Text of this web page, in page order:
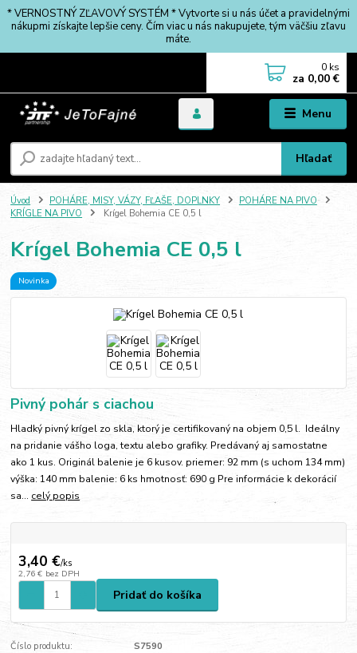
* VERNOSTNÝ ZĽAVOVÝ SYSTÉM * Vytvorte si u nás účet a pravidelnými
nákupmi získajte lepšie ceny. Čím viac u nás nakupujete, tým väčšiu zľavu
máte.
Menu
Hľadať
0 ks
za 0,00 €
Úvod POHÁRE, MISY, VÁZY, FĽAŠE, DOPLNKY
POHÁRE NA PIVO
KRÍGLE NA PIVO
Krígel Bohemia CE 0,5 l
Krígel Bohemia CE 0,5 l
Novinka
Pivný pohár s ciachou
Hladký pivný krígel zo skla, ktorý je certifikovaný na objem 0,5 l. Ideálny
na pridanie vášho loga, textu alebo grafiky. Predávaný aj samostatne
ako 1 kus. Originál balenie je 6 kusov. priemer: 92 mm (s uchom 134 mm)
výška: 140 mm balenie: 6 ks hmotnosť: 690 g Pre informácie k dekorácií
sa... celý popis
3,40 €/ks
2,76 € bez DPH
Pridať do košíka
Číslo produktu:
S7590